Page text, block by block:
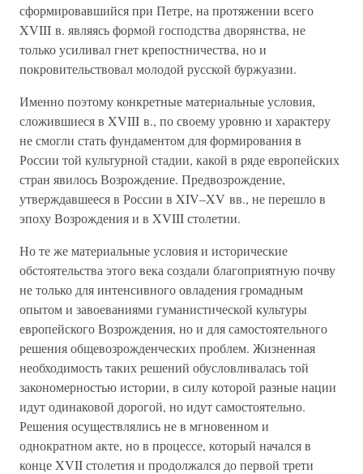
сформировавшийся при Петре, на протяжении всего
XVIII в. являясь формой господства дворянства, не
только усиливал гнет крепостничества, но и
покровительствовал молодой русской буржуазии.
Именно поэтому конкретные материальные условия,
сложившиеся в XVIII в., по своему уровню и характеру
не смогли стать фундаментом для формирования в
России той культурной стадии, какой в ряде европейских
стран явилось Возрождение. Предвозрождение,
утверждавшееся в России в XIV–XV вв., не перешло в
эпоху Возрождения и в XVIII столетии.
Но те же материальные условия и исторические
обстоятельства этого века создали благоприятную почву
не только для интенсивного овладения громадным
опытом и завоеваниями гуманистической культуры
европейского Возрождения, но и для самостоятельного
решения общевозрожденческих проблем. Жизненная
необходимость таких решений обусловливалась той
закономерностью истории, в силу которой разные нации
идут одинаковой дорогой, но идут самостоятельно.
Решения осуществлялись не в мгновенном и
однократном акте, но в процессе, который начался в
конце XVII столетия и продолжался до первой трети